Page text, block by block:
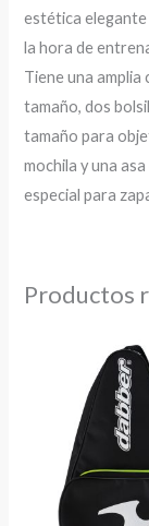
estética
la hora de
Tiene una amplia
tamaño, dos
tamaño para
mochila y una
especial para
Productos